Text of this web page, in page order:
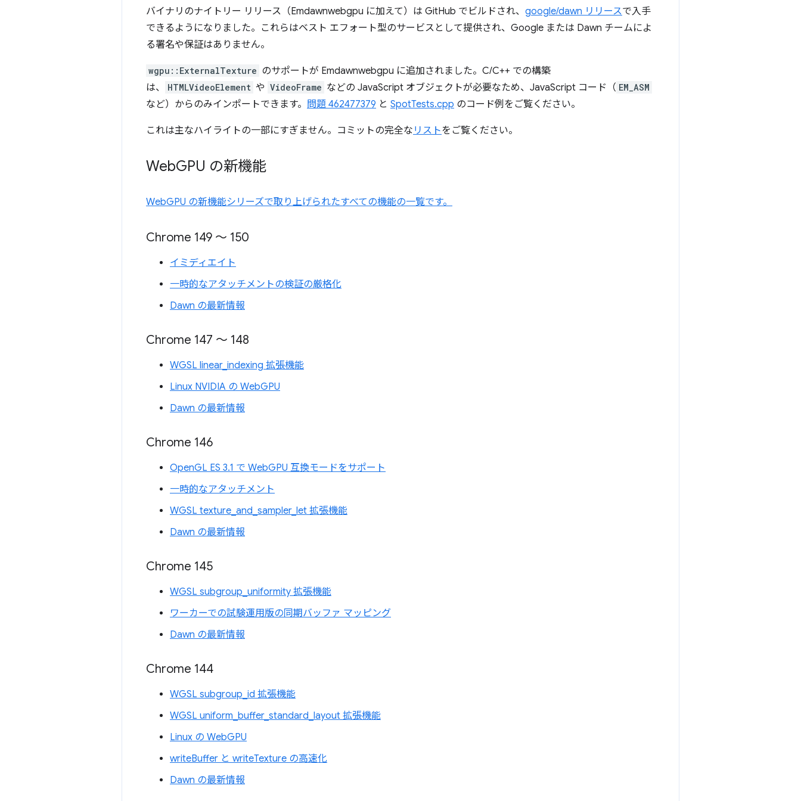
バイナリのナイトリー リリース（Emdawnwebgpu に加えて）は GitHub でビルドされ、 google/dawn リリースで入手
できるようになりました。これらはベスト エフォート型のサービスとして提供され、Google または Dawn チームによ
る署名や保証はありません。
wgpu::ExternalTexture のサポートが Emdawnwebgpu に追加されました。C/C++ での構築
は、
HTMLVideoElement や VideoFrame などの JavaScript オブジェクトが必要なため、JavaScript コード（ EM_ASM
など）からのみインポートできます。 問題 462477379 と SpotTests.cpp のコード例をご覧ください。
これは主なハイライトの一部にすぎません。コミットの完全な リストをご覧ください。
WebGPU の新機能
WebGPU の新機能シリーズで取り上げられたすべての機能の一覧です。
Chrome 149 ～ 150
イミディエイト
一時的なアタッチメントの検証の厳格化
Dawn の最新情報
Chrome 147 ～ 148
WGSL linear_indexing 拡張機能
Linux NVIDIA の WebGPU
Dawn の最新情報
Chrome 146
OpenGL ES 3.1 で WebGPU 互換モードをサポート
一時的なアタッチメント
WGSL texture_and_sampler_let 拡張機能
Dawn の最新情報
Chrome 145
WGSL subgroup_uniformity 拡張機能
ワーカーでの試験運用版の同期バッファ マッピング
Dawn の最新情報
Chrome 144
WGSL subgroup_id 拡張機能
WGSL uniform_buffer_standard_layout 拡張機能
Linux の WebGPU
writeBuffer と writeTexture の高速化
Dawn の最新情報